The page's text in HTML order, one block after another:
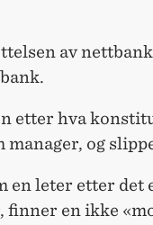
av
etter hva
og
en leter etter
finner en ikke